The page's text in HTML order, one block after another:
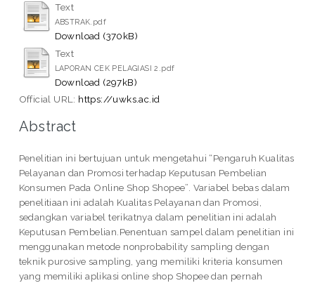
Text
ABSTRAK.pdf
Download (370kB)
Text
LAPORAN CEK PELAGIASI 2.pdf
Download (297kB)
Official URL: https://uwks.ac.id
Abstract
Penelitian ini bertujuan untuk mengetahui “Pengaruh Kualitas
Pelayanan dan Promosi terhadap Keputusan Pembelian
Konsumen Pada Online Shop Shopee”. Variabel bebas dalam
penelitiaan ini adalah Kualitas Pelayanan dan Promosi,
sedangkan variabel terikatnya dalam penelitian ini adalah
Keputusan Pembelian.Penentuan sampel dalam penelitian ini
menggunakan metode nonprobability sampling dengan
teknik purosive sampling, yang memiliki kriteria konsumen
yang memiliki aplikasi online shop Shopee dan pernah